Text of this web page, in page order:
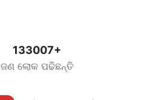
133007+
ଜଣ ଲୋକ ପଢିଛନ୍ତି